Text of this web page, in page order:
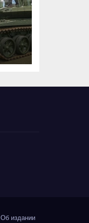
Об издании